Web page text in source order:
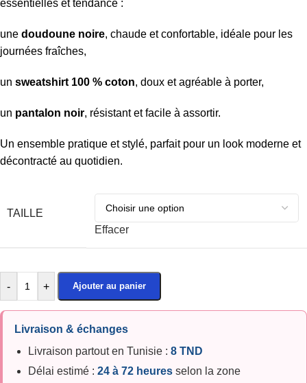
essentielles et tendance :
une doudoune noire, chaude et confortable, idéale pour les
journées fraîches,
un sweatshirt 100 % coton, doux et agréable à porter,
un pantalon noir, résistant et facile à assortir.
Un ensemble pratique et stylé, parfait pour un look moderne et
décontracté au quotidien.
TAILLE
Effacer
- + Ajouter au panier
Livraison & échanges
Livraison partout en Tunisie : 8 TND
Délai estimé : 24 à 72 heures selon la zone